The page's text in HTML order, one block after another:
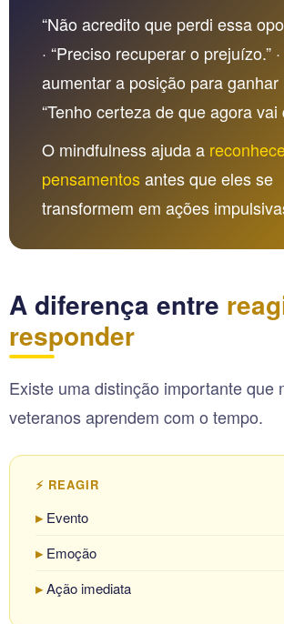
“Não acredito que perdi essa
· “Preciso recuperar o prejuízo.” ·
aumentar a posição para ganhar
“Tenho certeza de que agora vai
O mindfulness ajuda a
pensamentosantes que eles se
transformem em ações
A diferença entre
responder
Existe uma distinção importante que
veteranos aprendem com o tempo.
⚡ REAGIR
Evento
Emoção
Ação imediata